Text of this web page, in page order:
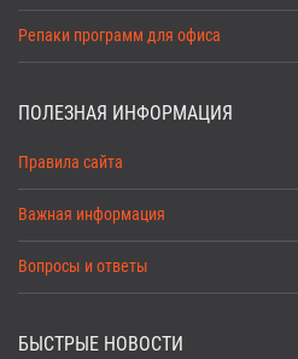
Репаки программ для офиса
ПОЛЕЗНАЯ ИНФОРМАЦИЯ
Правила сайта
Важная информация
Вопросы и ответы
БЫСТРЫЕ НОВОСТИ